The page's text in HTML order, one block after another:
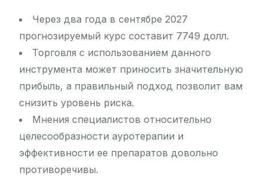
Через два года в сентябре 2027
прогнозируемый курс составит 7749 долл.
Торговля с использованием данного
инструмента может приносить значительную
прибыль, а правильный подход позволит вам
снизить уровень риска.
Мнения специалистов относительно
целесообразности ауротерапии и
эффективности ее препаратов довольно
противоречивы.